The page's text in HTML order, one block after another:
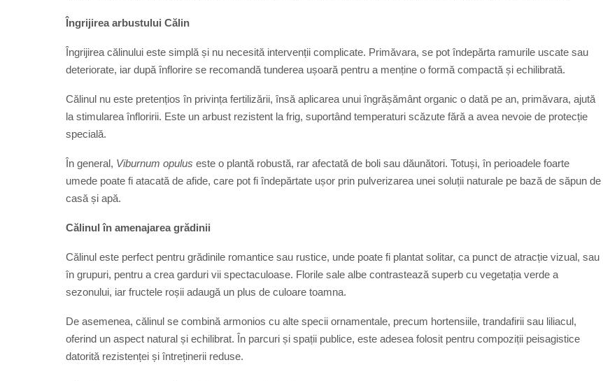
Îngrijirea arbustului Călin
Îngrijirea călinului este simplă și nu necesită intervenții complicate. Primăvara, se pot îndepărta ramurile uscate sau
deteriorate, iar după înflorire se recomandă tunderea ușoară pentru a menține o formă compactă și echilibrată.
Călinul nu este pretențios în privința fertilizării, însă aplicarea unui îngrășământ organic o dată pe an, primăvara, ajută
la stimularea înfloririi. Este un arbust rezistent la frig, suportând temperaturi scăzute fără a avea nevoie de protecție
specială.
În general, Viburnum opulus este o plantă robustă, rar afectată de boli sau dăunători. Totuși, în perioadele foarte
umede poate fi atacată de afide, care pot fi îndepărtate ușor prin pulverizarea unei soluții naturale pe bază de săpun de
casă și apă.
Călinul în amenajarea grădinii
Călinul este perfect pentru grădinile romantice sau rustice, unde poate fi plantat solitar, ca punct de atracție vizual, sau
în grupuri, pentru a crea garduri vii spectaculoase. Florile sale albe contrastează superb cu vegetația verde a
sezonului, iar fructele roșii adaugă un plus de culoare toamna.
De asemenea, călinul se combină armonios cu alte specii ornamentale, precum hortensiile, trandafirii sau liliacul,
oferind un aspect natural și echilibrat. În parcuri și spații publice, este adesea folosit pentru compoziții peisagistice
datorită rezistenței și întreținerii reduse.